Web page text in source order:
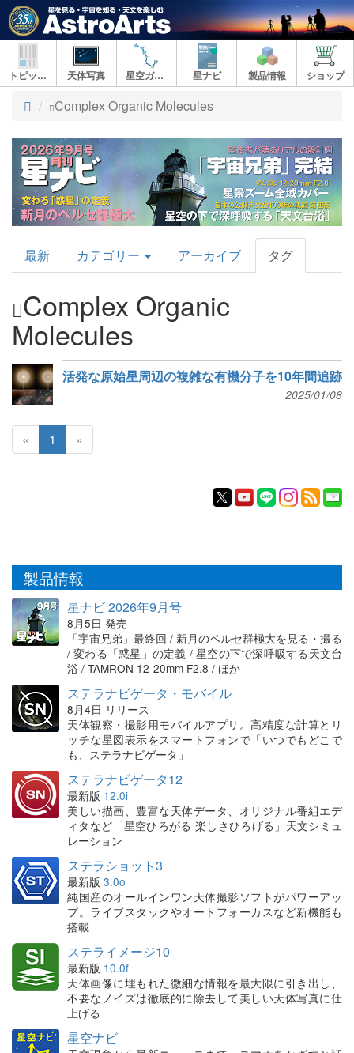
トピックス 天体写真 星空ガイド 星ナビ 製品情報 ショップ
ト
プ
Complex Organic Molecules
AstroArts
Topics
最新 カテゴリー アーカイブ タグ
Complex Organic
Molecules
活発な原始星周辺の複雑な有機分子を10年間追跡
2025/01/08
« 1 »
製品情報
星ナビ 2026年9月号
8月5日 発売
「宇宙兄弟」最終回 / 新月のペルセ群極大を見る・撮る
/ 変わる「惑星」の定義 / 星空の下で深呼吸する天文台
浴 / TAMRON 12-20mm F2.8 / ほか
ステラナビゲータ・モバイル
8月4日 リリース
天体観察・撮影用モバイルアプリ。高精度な計算とリ
ッチな星図表示をスマートフォンで「いつでもどこで
も、ステラナビゲータ」
ステラナビゲータ12
最新版 12.0i
美しい描画、豊富な天体データ、オリジナル番組エデ
ィタなど「星空ひろがる 楽しさひろげる」天文シミュ
レーション
ステラショット3
最新版 3.0o
純国産のオールインワン天体撮影ソフトがパワーアッ
プ。ライブスタックやオートフォーカスなど新機能も
搭載
ステライメージ10
最新版 10.0f
天体画像に埋もれた微細な情報を最大限に引き出し、
不要なノイズは徹底的に除去して美しい天体写真に仕
上げる
星空ナビ